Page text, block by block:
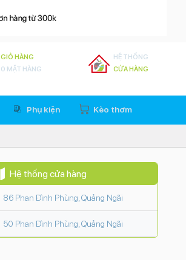
GIỎ HÀNG
0 MẶT HÀNG
HỆ THỐNG
CỬA HÀNG
Phụ kiện Kèo thơm
Hệ thống cửa hàng
86 Phan Đình Phùng, Quảng Ngãi
50 Phan Đình Phùng, Quảng Ngãi